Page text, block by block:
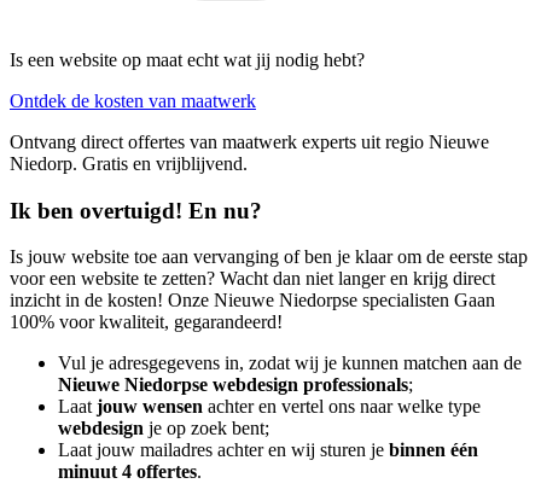
Is een website op maat echt wat jij nodig hebt?
Ontdek de kosten van maatwerk
Ontvang direct offertes van maatwerk experts uit regio Nieuwe
Niedorp. Gratis en vrijblijvend.
Ik ben overtuigd! En nu?
Is jouw website toe aan vervanging of ben je klaar om de eerste stap
voor een website te zetten? Wacht dan niet langer en krijg direct
inzicht in de kosten! Onze Nieuwe Niedorpse specialisten Gaan
100% voor kwaliteit, gegarandeerd!
Vul je adresgegevens in, zodat wij je kunnen matchen aan de
Nieuwe Niedorpse webdesign professionals;
Laat jouw wensen achter en vertel ons naar welke type
webdesign je op zoek bent;
Laat jouw mailadres achter en wij sturen je binnen één
minuut 4 offertes.